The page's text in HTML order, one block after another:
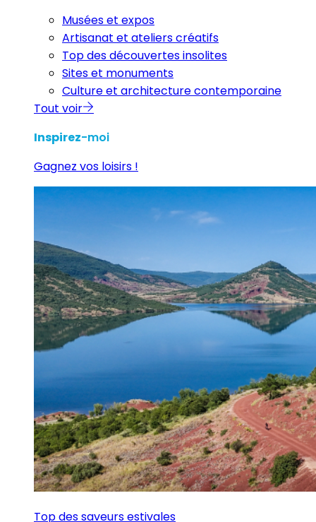
Musées et expos
Artisanat et ateliers créatifs
Top des découvertes insolites
Sites et monuments
Culture et architecture contemporaine
Tout voir
Inspirez-moi
Gagnez vos loisirs !
Top des saveurs estivales